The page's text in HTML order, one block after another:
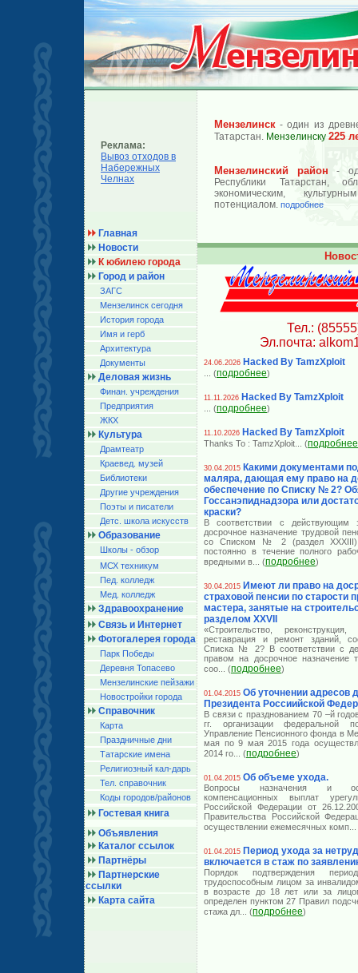
Реклама:
Вывоз отходов в
Набережных
Челнах
Главная
Новости
К юбилею города
Город и район
ЗАГС
Мензелинск сегодня
История города
Имя и герб
Архитектура
Документы
Деловая жизнь
Финан. учреждения
Предприятия
ЖКХ
Культура
Драмтеатр
Краевед. музей
Библиотеки
Другие учреждения
Поэты и писатели
Детс. школа искусств
Образование
Школы - обзор
МСХ техникум
Пед. колледж
Мед. колледж
Здравоохранение
Связь и Интернет
Фотогалерея города
Парк Победы
Деревня Топасево
Мензелинские пейзажи
Новостройки города
Справочник
Карта
Праздничные дни
Татарские имена
Религиозный кал-дарь
Тел. справочник
Коды городов/райoнов
Гостевая книга
Объявления
Каталог ссылок
Партнёры
Партнерские
ссылки
Карта сайта
Мензелинск - один из
Татарстан. Мензелинску 225
Мензелинский район -
Республики Татарстан,
экономическим,
потенциалом. подробнее
Тел.:
Эл.почта:
24.06.2026 Hacked By TamzXploit
... (подробнее)
11.11.2026 Hacked By TamzXploit
... (подробнее)
11.10.2026 Hacked By TamzXploit
Thanks To : TamzXploit ... (подробнее
30.04.2015 Какими документами
маляра, дающая ему право на
обеспечение по Списку № 2?
Госсанэпиднадзора или
краски?
В соответствии с действующим
досрочное назначение трудовой
со Списком № 2 (раздел XXXIII)
постоянно в течение полного
вредными в ... (подробнее)
30.04.2015 Имеют ли право на
страховой пенсии по старости
мастера, занятые на
разделом XXVII
«Строительство, реконструкция,
реставрация и ремонт зданий,
Списка № 2? В соответствии с
правом на досрочное назначение
соо ... (подробнее)
01.04.2015 Об уточнении адресов
Президента Россиийской
В связи с празднованием 70 –й
гг. организации федеральной
Управление Пенсионного фонда в
мая по 9 мая 2015 года
2014 го ... (подробнее)
01.04.2015 Об объеме ухода.
Вопросы назначения и
компенсационных выплат
Российской Федерации от
Правительства Российской
осуществлении ежемесячных комп
01.04.2015 Период ухода за
включается в стаж по
Порядок подтверждения
трудоспособным лицом за
в возрасте до 18 лет или за
определен пунктом 27 Правил
стажа дл ... (подробнее)